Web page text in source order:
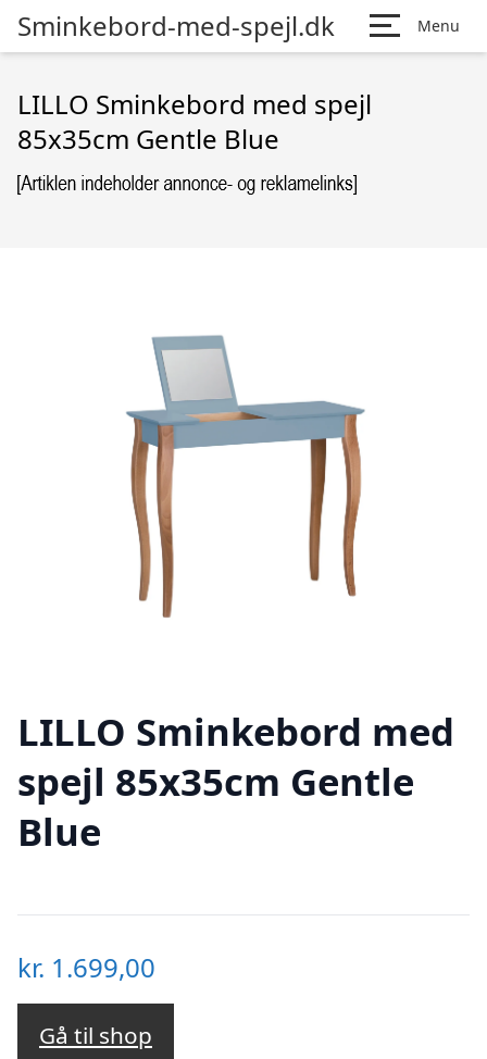
Sminkebord-med-spejl.dk Menu
LILLO Sminkebord med spejl
85x35cm Gentle Blue
LILLO Sminkebord med
spejl 85x35cm Gentle
Blue
kr. 1.699,00
Gå til shop